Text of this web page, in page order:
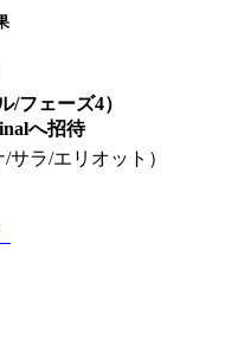
/フェーズ4）
へ招待
サラ/エリオット）